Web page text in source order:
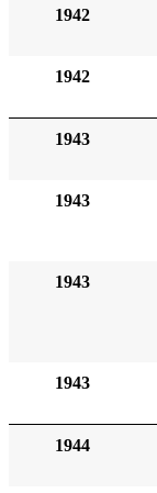
1942
1942
1943
1943
1943
1943
1944